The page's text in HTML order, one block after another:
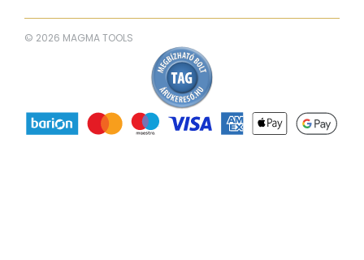
© 2026 MAGMA TOOLS